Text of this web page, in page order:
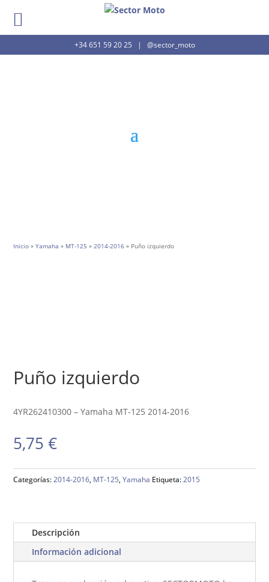
+34 651 59 20 25 | @sector_moto
Inicio »Yamaha » MT-125 »2014-2016 » Puño izquierdo
Puño izquierdo
4YR262410300 – Yamaha MT-125 2014-2016
5,75€
Categorías:2014-2016, MT-125,Yamaha Etiqueta:2015
Descripción
Información adicional